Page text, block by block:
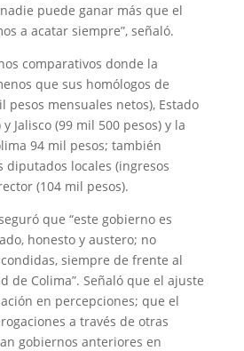
puede ganar más que el
a acatar siempre”, señaló.
comparativos donde la
que sus homólogos de
pesos mensuales netos), Estado
Jalisco (99 mil 500 pesos) y la
94 mil pesos; también
diputados locales (ingresos
(104 mil pesos).
que “este gobierno es
honesto y austero; no
siempre de frente al
de Colima”. Señaló que el ajuste
en percepciones; que el
a través de otras
gobiernos anteriores en